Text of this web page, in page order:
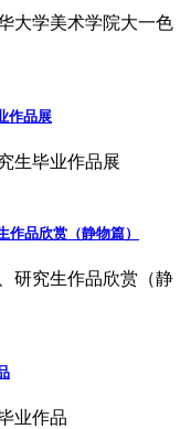
大学美术学院大一色
作品展
生毕业作品展
品欣赏（静物篇）
研究生作品欣赏（静
业作品